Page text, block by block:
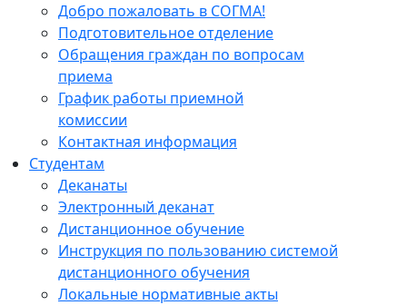
Добро пожаловать в СОГМА!
Подготовительное отделение
Обращения граждан по вопросам
приема
График работы приемной
комиссии
Контактная информация
Студентам
Деканаты
Электронный деканат
Дистанционное обучение
Инструкция по пользованию системой
дистанционного обучения
Локальные нормативные акты